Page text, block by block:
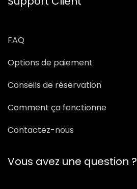
FAQ
Options de paiement
Conseils de réservation
Comment ça fonctionne
Contactez-nous
Vous avez une question ?